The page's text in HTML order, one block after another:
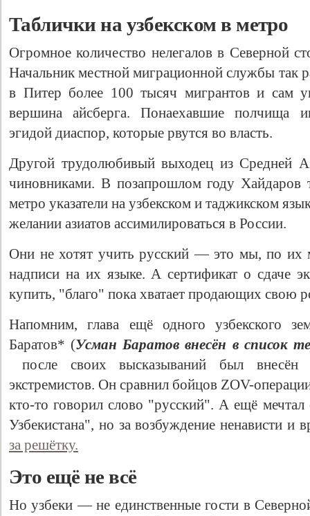
Таблички на узбекском в метро
Огромное количество нелегалов в Северной
Начальник местной миграционной службы так
в Питер более 100 тысяч мигрантов и сам
вершина айсберга. Понаехавшие полчища
эгидой диаспор, которые рвутся во власть.
Другой трудолюбивый выходец из Средней
чиновниками. В позапрошлом году Хайдаров
метро указатели на узбекском и таджикском
желании азиатов ассимилироваться в России.
Они не хотят учить русский — это мы, по их
надписи на их языке. А сертификат о сдаче
купить, "благо" пока хватает продающих свою
Напомним, глава ещё одного узбекского
Баратов* (Усман Баратов внесён в список
после своих высказываний был внесён
экстремистов. Он сравнил бойцов ZOV-
кто-то говорил слово "русский". А ещё
Узбекистана", но за возбуждение ненависти
за решётку.
Это ещё не всё
Но узбеки — не единственные гости в